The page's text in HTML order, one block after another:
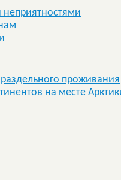
неприятностями
проживания
на месте